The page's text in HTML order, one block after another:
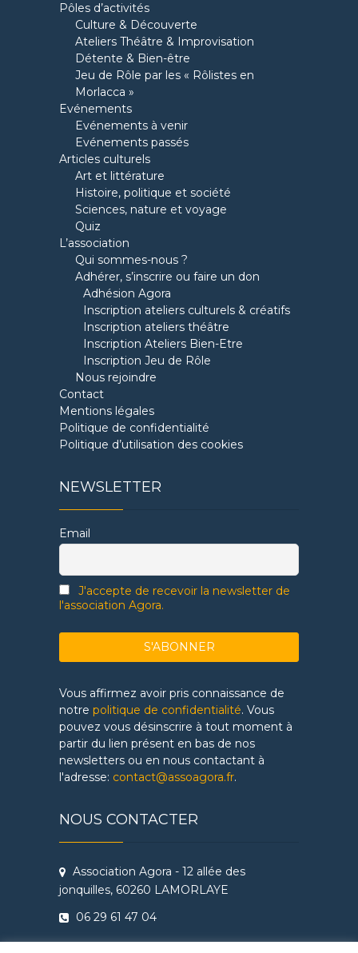
Pôles d’activités
Culture & Découverte
Ateliers Théâtre & Improvisation
Détente & Bien-être
Jeu de Rôle par les « Rôlistes en
Morlacca »
Evénements
Evénements à venir
Evénements passés
Articles culturels
Art et littérature
Histoire, politique et société
Sciences, nature et voyage
Quiz
L’association
Qui sommes-nous ?
Adhérer, s’inscrire ou faire un don
Adhésion Agora
Inscription ateliers culturels & créatifs
Inscription ateliers théâtre
Inscription Ateliers Bien-Etre
Inscription Jeu de Rôle
Nous rejoindre
Contact
Mentions légales
Politique de confidentialité
Politique d’utilisation des cookies
NEWSLETTER
Email
J'accepte de recevoir la newsletter de
l'association Agora.
Vous affirmez avoir pris connaissance de
notre politique de confidentialité. Vous
pouvez vous désinscrire à tout moment à
partir du lien présent en bas de nos
newsletters ou en nous contactant à
l'adresse: contact@assoagora.fr.
NOUS CONTACTER
Association Agora - 12 allée des
jonquilles, 60260 LAMORLAYE
06 29 61 47 04